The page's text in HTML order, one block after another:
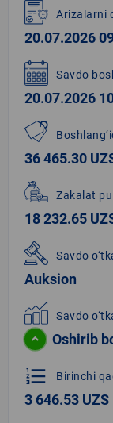
1
of
1
Arizalarni
20.07.2026
Savdo
20.07.2026
36 465.30
Zakalat
18 232.65
Savdo
Auksion
Savdo
Oshirib
format_list_numbered Birinchi
3 646.53 UZS